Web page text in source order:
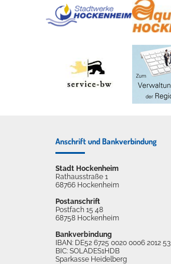
Anschrift und Bankverbindung
Stadt Hockenheim
Rathausstraße 1
68766 Hockenheim
Postanschrift
Postfach 15 48
68758 Hockenheim
Bankverbindung
IBAN: DE52 6725 0020 0006 2012 53
BIC: SOLADES1HDB
Sparkasse Heidelberg